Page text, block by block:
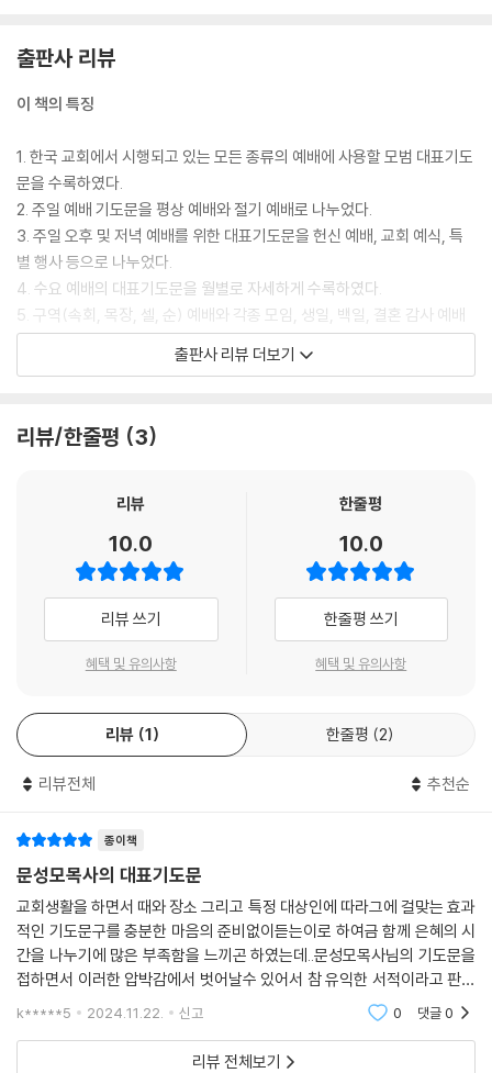
차량봉사부 헌신 예배
[주일 오전, 오후 및 저녁 예배]
성찬식이 있는 예배
유아 세례식이 있는 예배
입교식이 있는 예배
성인 세례식이 있는 예배
임직 예배(장로, 안수집사, 권사)
안수집사, 권사 임직(취임) 예배
장로 은퇴 및 원로 장로 추대 예배
명예 안수집사, 명예 권사 추대 예배
담임(위임) 목사 퇴임 예배
원로 목사 추대 및 담임 목사 취임 예배
CHAPTER 5 특별 행사 예배 대표기도문 [주일 오전, 오후 및 저녁 예배]
교회 창립 주일 예배
성전 기공 예배
헌당 예배
교회 개척(설립) 예배
선교사 파송 예배
총동원 전도 주일 예배
간증 집회
찬양 집회
전교인 수련회
부흥(사경)회 첫째 날 저녁 예배
부흥(사경)회 둘째 날 저녁 예배
부흥(사경)회 셋째 날 저녁 예배
부흥(사경)회 셋째 날 새벽 예배
을 바라기 전에 주께서 주신 은혜를 생각하게 하시고, 우리의 소원을 기도
하기 이전에 하나님의 나라와 그 뜻을 구하는 믿음을 주옵소서.
주여, 나라와 민족을 위하여 기도합니다. 숱한 시련과 고난 속에서도 우리
나라를 여기까지 지켜 주신 것을 감사드립니다. 나라를 다스리는 지도자들
이 하나님을 두려워할 줄 알게 하옵소서. 백성을 사랑하는 마음이 더해지
게 하시고, 후손들에게 좋은 나라를 물려주겠다는 간절한 의지 속에서 국
정을 운영하게 하옵소서.
교회를 위하여 기도합니다. 우리 교회가 주님을 머리로 섬기며, 사도의 가
르침을 따라 모이기를 힘쓰고, 세상 사람들에게 칭찬받는 교회가 되게 하
여 주옵소서. 온유와 겸손으로 옷 입고, 섬김의 모범을 보이신 주님의 모습
을 본받게 하옵소서. 정결한 주님의 신부로서의 윤리와 믿음으로 치장하게
일꾼들로 가득하게 하시고, 하나님을 찬양하고 이웃을 사랑하는 공동체가
말씀을 대언하시는 목사님에게 날마다 새로운 은혜를 부어 주시고 건강도
지켜 주옵소서. 우리의 마음 밭이 옥토가 되어 말씀의 씨앗이 잘 심어지고
열매 맺는 은혜 충만한 시간이 되게 하여 주옵소서. 성령님이 우리의 마음
에 깨달음의 지혜를 허락하시고, 하나님의 말씀을 들을 수 있는 귀를 열어
주시기를 간구합니다. 예배를 돕는 주의 종들을 기억하시고, 그들의 헌신
에 복을 내려 주옵소서. 성가대(찬양대)가 찬양을 드릴 때, 우리 모두가 한
마음으로 주님을 향하여 찬양하게 하옵소서. 오직 주님께만 드려지는 흠
이름으로 기도합니다. 아멘.
--- 본문 중에서
출판사 리뷰
이 책의 특징
1. 한국 교회에서 시행되고 있는 모든 종류의 예배에 사용할 모범 대표기도
문을 수록하였다.
2. 주일 예배 기도문을 평상 예배와 절기 예배로 나누었다.
3. 주일 오후 및 저녁 예배를 위한 대표기도문을 헌신 예배, 교회 예식, 특
별 행사 등으로 나누었다.
4. 수요 예배의 대표기도문을 월별로 자세하게 수록하였다.
5. 구역(속회, 목장, 셀, 순) 예배와 각종 모임, 생일, 백일, 결혼 감사 예배
와 장례를 위한 예배 대표기도문도 자세한 항목과 함께 수록하였다.
6. 이 책의 기도문은 주기도문의 형식을 존중하여 구성하였다. 기도의 첫
개된다.
코드)을 통해 볼 수 있게 하였다.
출판사 리뷰 더보기
리뷰/한줄평 3
리뷰
10.0
리뷰 쓰기
혜택 및 유의사항
한줄평
10.0
한줄평 쓰기
혜택 및 유의사항
리뷰 1 한줄평 2
리뷰전체 추천순
종이책
문성모목사의 대표기도문
교회생활을 하면서 때와 장소 그리고 특정 대상인에 따라그에 걸맞는 효과
적인 기도문구를 충분한 마음의 준비없이듣는이로 하여금 함께 은혜의 시
간을 나누기에 많은 부족함을 느끼곤 하였는데..문성모목사님의 기도문을
접하면서 이러한 압박감에서 벗어날수 있어서 참 유익한 서적이라고 판단
됩니다.교회의 임직자중에서도 때와 장소에 어울리지않는 산만한 문구들
k*****5 2024.11.22. 신고 0 댓글0
리뷰 전체보기